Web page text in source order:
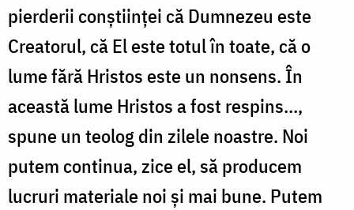
pierderii conștiinței că Dumnezeu este
Creatorul, că El este totul în toate, că o
lume fără Hristos este un nonsens. În
această lume Hristos a fost respins…,
spune un teolog din zilele noastre. Noi
putem continua, zice el, să producem
lucruri materiale noi și mai bune. Putem